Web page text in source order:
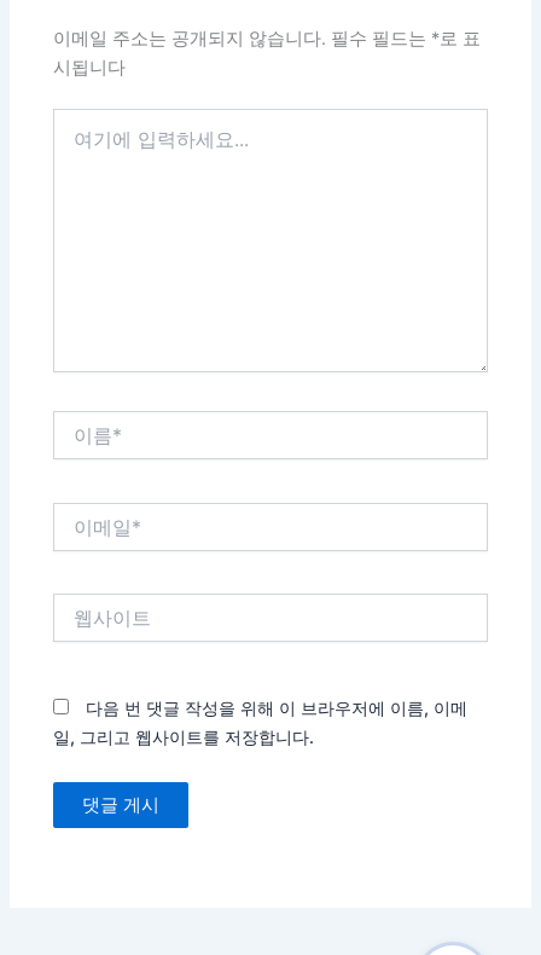
이메일 주소는 공개되지 않습니다. 필수 필드는 *로 표
시됩니다
다음 번 댓글 작성을 위해 이 브라우저에 이름, 이메
일, 그리고 웹사이트를 저장합니다.